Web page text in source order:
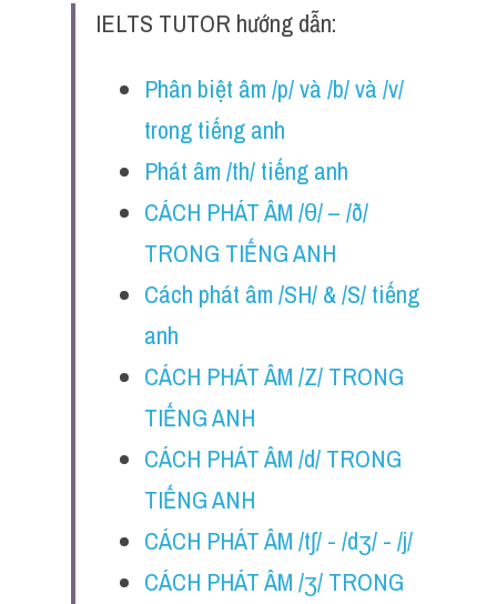
IELTS TUTOR hướng dẫn:
Phân biệt âm /p/ và /b/ và /v/
trong tiếng anh
Phát âm /th/ tiếng anh
CÁCH PHÁT ÂM /θ/ – /ð/
TRONG TIẾNG ANH
Cách phát âm /SH/ & /S/ tiếng
anh
CÁCH PHÁT ÂM /Z/ TRONG
TIẾNG ANH
CÁCH PHÁT ÂM /d/ TRONG
TIẾNG ANH
CÁCH PHÁT ÂM /tʃ/ - /dʒ/ - /j/
CÁCH PHÁT ÂM /ʒ/ TRONG